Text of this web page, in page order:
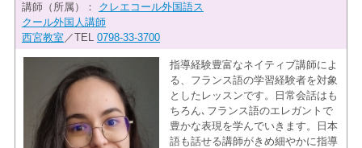
講師（所属）： クレエコール外国語ス
クール外国人講師
西宮教室 ／TEL 0798-33-3700
指導経験豊富なネイティブ講師によ
る、フランス語の学習経験者を対象
としたレッスンです。日常会話はも
ちろん､フランス語のエレガントで
豊かな表現を学んでいきます。日本
語も話せる講師がきめ細やかに指導